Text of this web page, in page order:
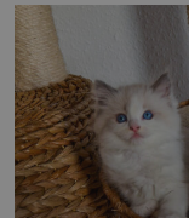
červené šňůrky
kovu, čímž
šperk vhodný pro
Kabbalah z